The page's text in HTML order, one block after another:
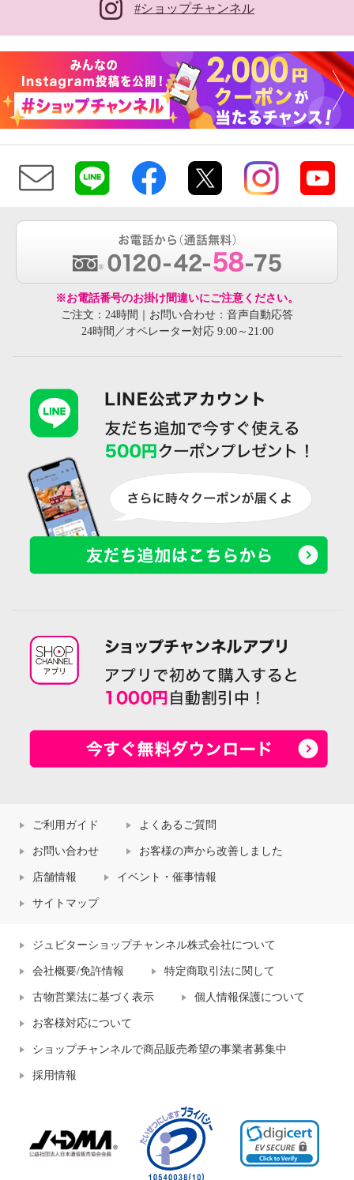
#ショップチャンネル
※お電話番号のお掛け間違いにご注意ください。
ご注文：24時間｜お問い合わせ：音声自動応答
24時間／オペレーター対応 9:00～21:00
ご利用ガイド よくあるご質問
お問い合わせ お客様の声から改善しました
店舗情報 イベント・催事情報
サイトマップ
ジュピターショップチャンネル株式会社について
会社概要/免許情報 特定商取引法に関して
古物営業法に基づく表示 個人情報保護について
お客様対応について
ショップチャンネルで商品販売希望の事業者募集中
採用情報